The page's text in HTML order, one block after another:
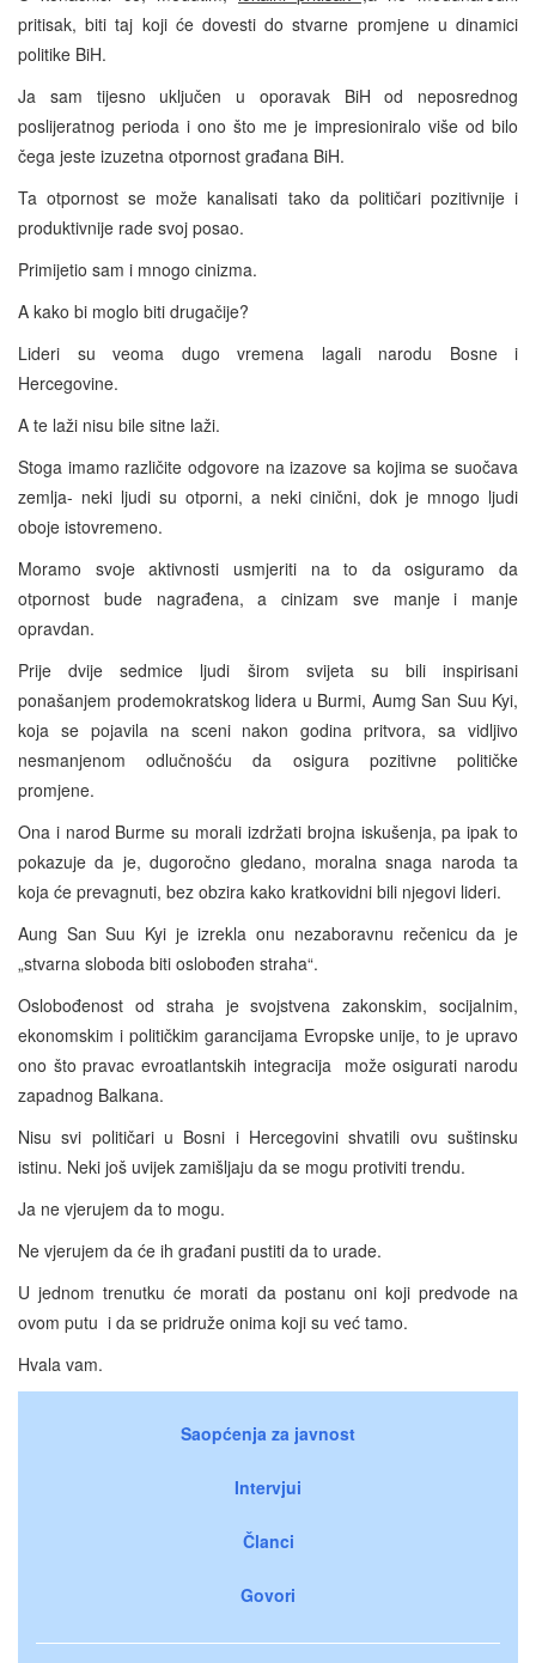
pritisak, biti taj koji će dovesti do stvarne promjene u dinamici
politike BiH.
Ja sam tijesno uključen u oporavak BiH od neposrednog
poslijeratnog perioda i ono što me je impresioniralo više od bilo
čega jeste izuzetna otpornost građana BiH.
Ta otpornost se može kanalisati tako da političari pozitivnije i
produktivnije rade svoj posao.
Primijetio sam i mnogo cinizma.
A kako bi moglo biti drugačije?
Lideri su veoma dugo vremena lagali narodu Bosne i
Hercegovine.
A te laži nisu bile sitne laži.
Stoga imamo različite odgovore na izazove sa kojima se suočava
zemlja- neki ljudi su otporni, a neki cinični, dok je mnogo ljudi
oboje istovremeno.
Moramo svoje aktivnosti usmjeriti na to da osiguramo da
otpornost bude nagrađena, a cinizam sve manje i manje
opravdan.
Prije dvije sedmice ljudi širom svijeta su bili inspirisani
ponašanjem prodemokratskog lidera u Burmi, Aumg San Suu Kyi,
koja se pojavila na sceni nakon godina pritvora, sa vidljivo
nesmanjenom odlučnošću da osigura pozitivne političke
promjene.
Ona i narod Burme su morali izdržati brojna iskušenja, pa ipak to
pokazuje da je, dugoročno gledano, moralna snaga naroda ta
koja će prevagnuti, bez obzira kako kratkovidni bili njegovi lideri.
Aung San Suu Kyi je izrekla onu nezaboravnu rečenicu da je
„stvarna sloboda biti oslobođen straha“.
Oslobođenost od straha je svojstvena zakonskim, socijalnim,
ekonomskim i političkim garancijama Evropske unije, to je upravo
ono što pravac evroatlantskih integracija može osigurati narodu
zapadnog Balkana.
Nisu svi političari u Bosni i Hercegovini shvatili ovu suštinsku
istinu. Neki još uvijek zamišljaju da se mogu protiviti trendu.
Ja ne vjerujem da to mogu.
Ne vjerujem da će ih građani pustiti da to urade.
U jednom trenutku će morati da postanu oni koji predvode na
ovom putu i da se pridruže onima koji su već tamo.
Hvala vam.
Saopćenja za javnost
Intervjui
Članci
Govori